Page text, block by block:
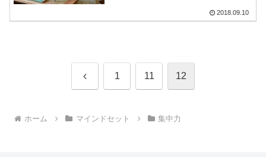
2018.09.10
前 1 11 12
ホーム マインドセット 集中力